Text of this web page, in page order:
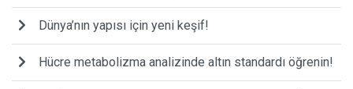
Dünya’nın yapısı için yeni keşif!
Hücre metabolizma analizinde altın standardı öğrenin!